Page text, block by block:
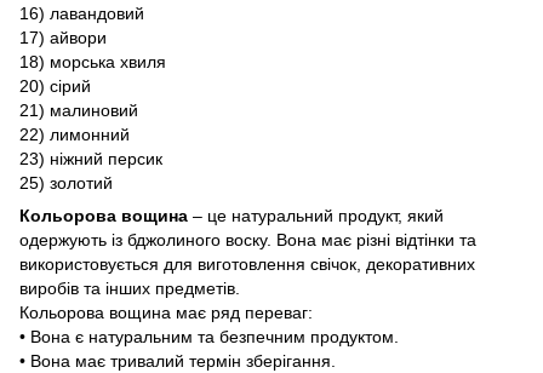
16) лавандовий
17) айвори
18) морська хвиля
20) сірий
21) малиновий
22) лимонний
23) ніжний персик
25) золотий
Кольорова вощина – це натуральний продукт, який
одержують із бджолиного воску. Вона має різні відтінки та
використовується для виготовлення свічок, декоративних
виробів та інших предметів.
Кольорова вощина має ряд переваг:
• Вона є натуральним та безпечним продуктом.
• Вона має тривалий термін зберігання.